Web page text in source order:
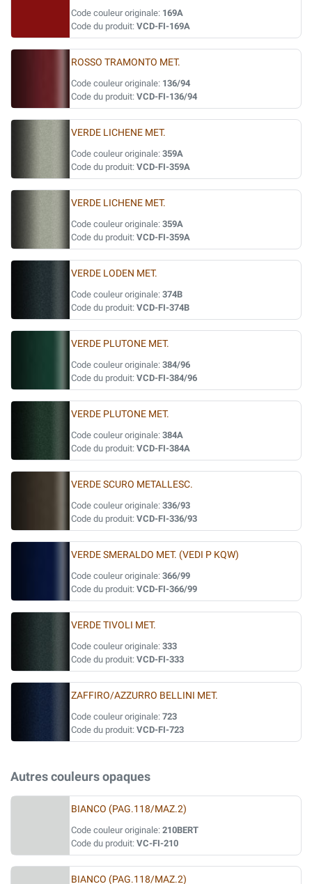
Code couleur originale: 169A
Code du produit: VCD-FI-169A
ROSSO TRAMONTO MET.
Code couleur originale: 136/94
Code du produit: VCD-FI-136/94
VERDE LICHENE MET.
Code couleur originale: 359A
Code du produit: VCD-FI-359A
VERDE LICHENE MET.
Code couleur originale: 359A
Code du produit: VCD-FI-359A
VERDE LODEN MET.
Code couleur originale: 374B
Code du produit: VCD-FI-374B
VERDE PLUTONE MET.
Code couleur originale: 384/96
Code du produit: VCD-FI-384/96
VERDE PLUTONE MET.
Code couleur originale: 384A
Code du produit: VCD-FI-384A
VERDE SCURO METALLESC.
Code couleur originale: 336/93
Code du produit: VCD-FI-336/93
VERDE SMERALDO MET. (VEDI P KQW)
Code couleur originale: 366/99
Code du produit: VCD-FI-366/99
VERDE TIVOLI MET.
Code couleur originale: 333
Code du produit: VCD-FI-333
ZAFFIRO/AZZURRO BELLINI MET.
Code couleur originale: 723
Code du produit: VCD-FI-723
Autres couleurs opaques
BIANCO (PAG.118/MAZ.2)
Code couleur originale: 210BERT
Code du produit: VC-FI-210
BIANCO (PAG.118/MAZ.2)